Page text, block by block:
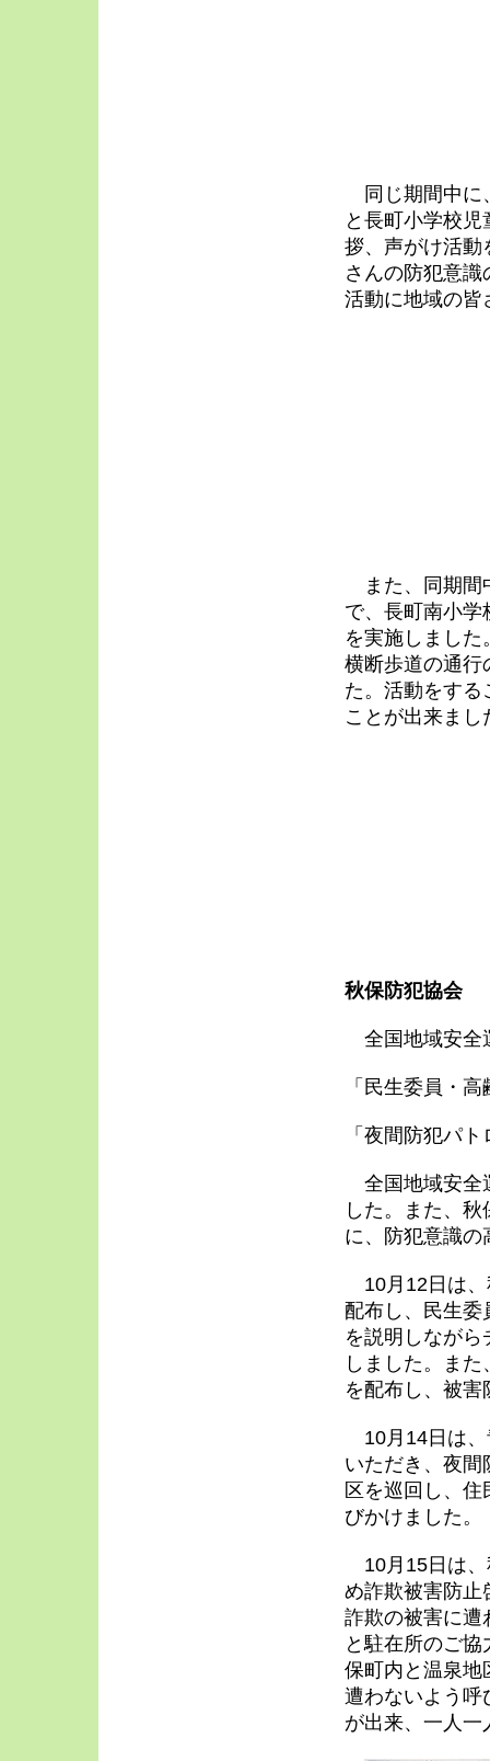
同じ期間中に
と長町小学校
拶、声がけ活動
さんの防犯意
活動に地域の皆
また、同期間
で、長町南小学
を実施しまし
横断歩道の通行
た。活動をする
ことが出来まし
秋保防犯協会
全国地域安全
「民生委員・
「夜間防犯パ
全国地域安全
した。また、
に、防犯意識の
10月12日は、
配布し、民生委
を説明しなが
しました。ま
を配布し、被
10月14日は、
いただき、夜間
区を巡回し、
びかけました。
10月15日は、
め詐欺被害防止
詐欺の被害に遭
と駐在所のご
保町内と温泉地
遭わないよう呼
が出来、一人一